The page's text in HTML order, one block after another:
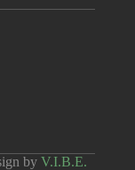
by V.I.B.E.